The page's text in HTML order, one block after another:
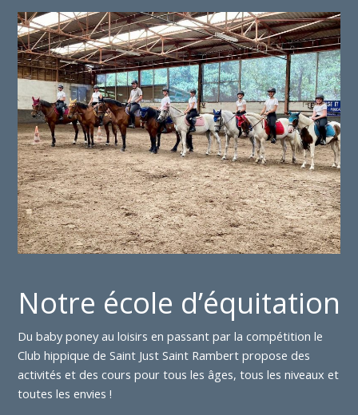
Notre école d’équitation
Du baby poney au loisirs en passant par la compétition le
Club hippique de Saint Just Saint Rambert propose des
activités et des cours pour tous les âges, tous les niveaux et
toutes les envies !